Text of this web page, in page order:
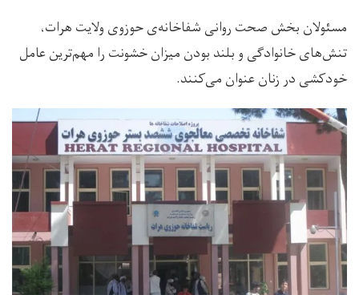
مسئولان بخش صحت روانی شفاخانه‌ی حوزوی ولایت هرات،
تنش‌های خانوادگی و بلند بودن میزان خشونت را مهم‌ترین عامل
خودکشی در زنان عنوان می‌کنند.